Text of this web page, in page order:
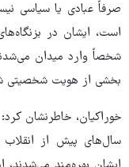
صرفاً عبادی یا سیاسی
است، ایشان در
شخصاً وارد میدان
بخشی از هویت شخصیتی
خوراکیان، خاطرنشان
سال‌های پیش از انقلاب